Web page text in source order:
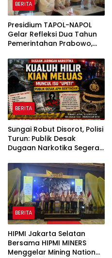
BERITA
Presidium TAPOL-NAPOL
Gelar Refleksi Dua Tahun
Pemerintahan Prabowo,
BERITA
Sungai Robut Disorot, Polisi
Turun: Publik Desak
Dugaan Narkotika Segera
BERITA
HIPMI Jakarta Selatan
Bersama HIPMI MINERS
Menggelar Mining Nation